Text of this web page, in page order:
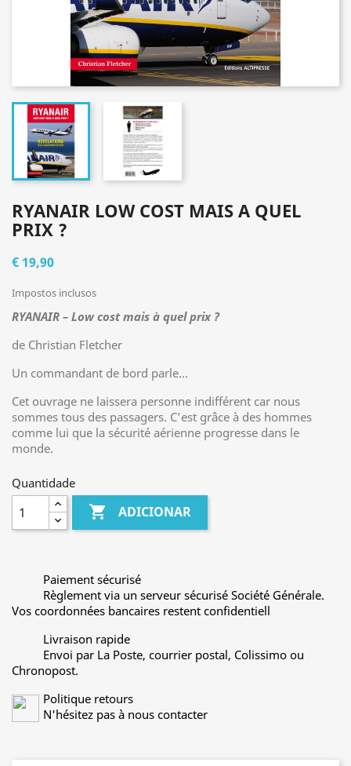
RYANAIR LOW COST MAIS A QUEL
PRIX ?
€ 19,90
Impostos inclusos
RYANAIR – Low cost mais à quel prix ?
de Christian Fletcher
Un commandant de bord parle…
Cet ouvrage ne laissera personne indifférent car nous
sommes tous des passagers. C’est grâce à des hommes
comme lui que la sécurité aérienne progresse dans le
monde.
Quantidade
 ADICIONAR
Paiement sécurisé
Règlement via un serveur sécurisé Société Générale.
Vos coordonnées bancaires restent confidentiell
Livraison rapide
Envoi par La Poste, courrier postal, Colissimo ou
Chronopost.
Politique retours
N'hésitez pas à nous contacter